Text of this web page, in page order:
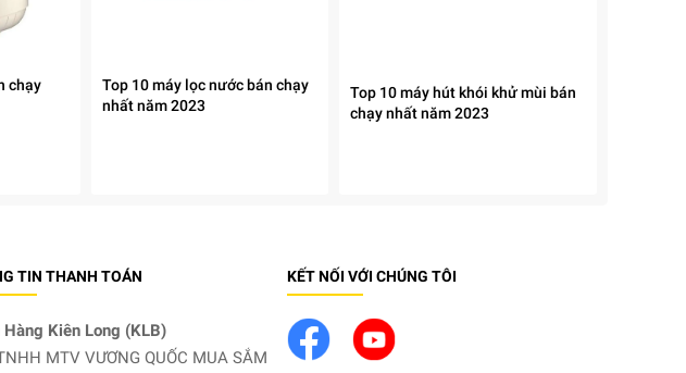
chạy
Top 10 máy lọc nước bán chạy
nhất năm 2023
Top 10 máy hút khói khử mùi bán
chạy nhất năm 2023
TIN THANH TOÁN
Hàng Kiên Long (KLB)
MTV VƯƠNG QUỐC MUA SẮM
KẾT NỐI VỚI CHÚNG TÔI